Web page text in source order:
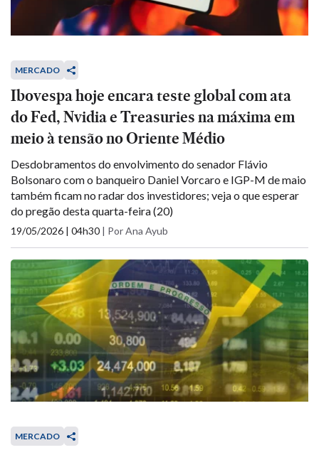
MERCADO
Ibovespa hoje encara teste global com ata
do Fed, Nvidia e Treasuries na máxima em
meio à tensão no Oriente Médio
Desdobramentos do envolvimento do senador Flávio
Bolsonaro com o banqueiro Daniel Vorcaro e IGP-M de maio
também ficam no radar dos investidores; veja o que esperar
do pregão desta quarta-feira (20)
19/05/2026 | 04h30 | Por Ana Ayub
MERCADO